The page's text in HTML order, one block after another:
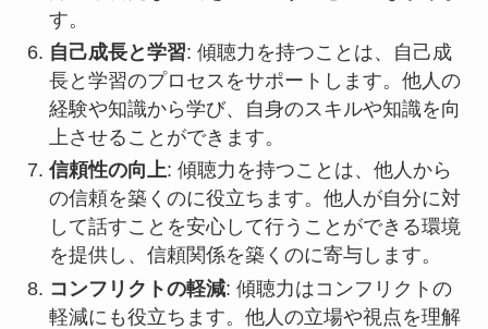
す。
自己成長と学習: 傾聴力を持つことは、自己成
長と学習のプロセスをサポートします。他人の
経験や知識から学び、自身のスキルや知識を向
上させることができます。
信頼性の向上: 傾聴力を持つことは、他人から
の信頼を築くのに役立ちます。他人が自分に対
して話すことを安心して行うことができる環境
を提供し、信頼関係を築くのに寄与します。
コンフリクトの軽減: 傾聴力はコンフリクトの
軽減にも役立ちます。他人の立場や視点を理解